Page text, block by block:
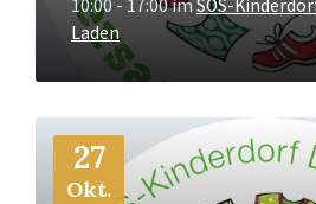
10:00 - 17:00im SOS-
Laden
27
Okt.
Mehr